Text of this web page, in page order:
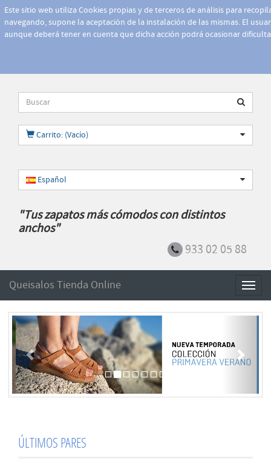
Este sitio web utiliza Cookies propias y de terceros de análisis para
navegando, supone la aceptación de la instalación de las mismas. El
aunque deberá tener en cuenta que dicha acción podrá ocasionar
Carrito: (Vacío)
Español
"Tus zapatos más cómodos con distintos
anchos"
933 02 05 88
Queisalos Tienda Online
Anterior
ÚLTIMOS PARES